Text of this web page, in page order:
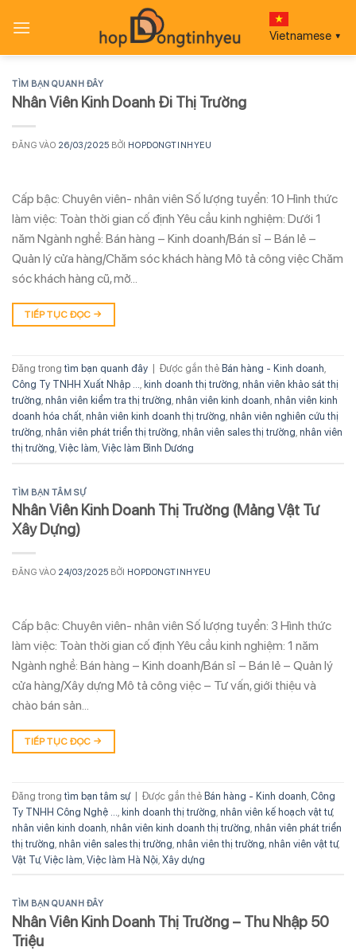
qua
Vietnamese ▼
TÌM BẠN QUANH ĐÂY
Nhân Viên Kinh Doanh Đi Thị Trường
ĐĂNG VÀO 26/03/2025 BỞI HOPDONGTINHYEU
Cấp bậc: Chuyên viên- nhân viên Số lượng tuyển: 10 Hình thức
làm việc: Toàn thời gian cố định Yêu cầu kinh nghiệm: Dưới 1
năm Ngành nghề: Bán hàng – Kinh doanh/Bán sỉ – Bán lẻ –
Quản lý cửa hàng/Chăm sóc khách hàng Mô tả công việc Chăm
sóc khách hàng cũ, mở…
TIẾP TỤC ĐỌC →
Đăng trong tìm bạn quanh đây Được gắn thẻ Bán hàng - Kinh doanh
Công Ty TNHH Xuất Nhập ...
kinh doanh thị trường nhân viên khảo sát thị
trường nhân viên kiểm tra thị trường nhân viên kinh doanh nhân viên kinh
doanh hóa chất nhân viên kinh doanh thị trường nhân viên nghiên cứu thị
trường nhân viên phát triển thị trường nhân viên sales thị trường nhân viên
thị trường Việc làm Việc làm Bình Dương
TÌM BẠN TÂM SỰ
Nhân Viên Kinh Doanh Thị Trường (Mảng Vật Tư
Xây Dựng)
ĐĂNG VÀO 24/03/2025 BỞI HOPDONGTINHYEU
Cấp bậc: Chuyên viên- nhân viên Số lượng tuyển: 3 Hình thức
làm việc: Toàn thời gian cố định Yêu cầu kinh nghiệm: 1 năm
Ngành nghề: Bán hàng – Kinh doanh/Bán sỉ – Bán lẻ – Quản lý
cửa hàng/Xây dựng Mô tả công việc – Tư vấn, giới thiệu và
chào bán sản…
TIẾP TỤC ĐỌC →
Đăng trong tìm bạn tâm sự | Được gắn thẻ Bán hàng - Kinh doanh Công
Ty TNHH Công Nghệ ...
kinh doanh thị trường nhân viên kế hoạch vật tư,
nhân viên kinh doanh nhân viên kinh doanh thị trường nhân viên phát triển
thị trường nhân viên sales thị trường nhân viên thị trường nhân viên vật tư,
Vật Tư, Việc làm Việc làm Hà Nội Xây dựng
TÌM BẠN QUANH ĐÂY
Nhân Viên Kinh Doanh Thị Trường – Thu Nhập 50
Triệu